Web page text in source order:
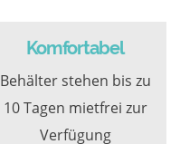
Komfortabel
Behälter stehen bis zu
10 Tagen mietfrei zur
Verfügung